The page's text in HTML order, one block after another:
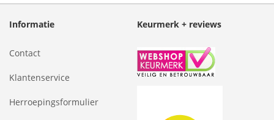
Informatie
Contact
Klantenservice
Herroepingsformulier
Keurmerk + reviews